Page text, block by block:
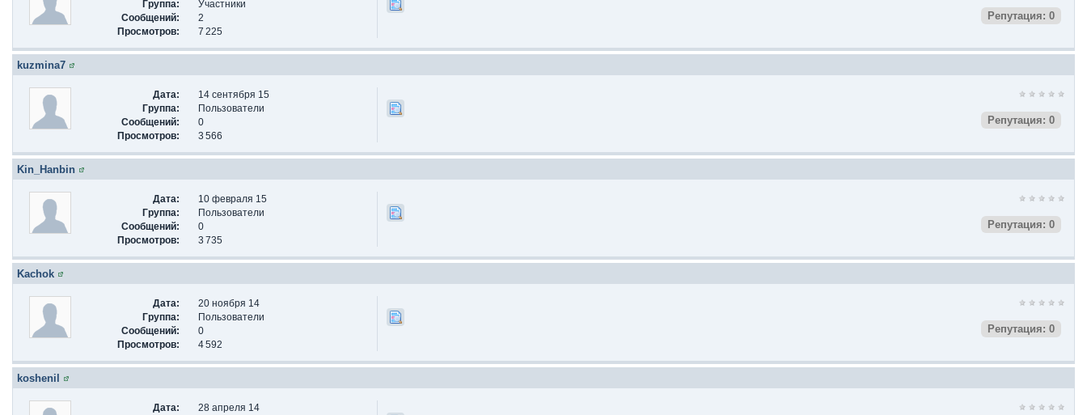
Группа:
Участники
Сообщений:
2
Просмотров:
7 225
Репутация: 0
kuzmina7
Дата:
14 сентября 15
Группа:
Пользователи
Сообщений:
0
Просмотров:
3 566
Репутация: 0
Kin_Hanbin
Дата:
10 февраля 15
Группа:
Пользователи
Сообщений:
0
Просмотров:
3 735
Репутация: 0
Kachok
Дата:
20 ноября 14
Группа:
Пользователи
Сообщений:
0
Просмотров:
4 592
Репутация: 0
koshenil
Дата:
28 апреля 14